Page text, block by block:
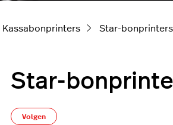
Kassabonprinters Star-bonprinters
Star-
Volgen